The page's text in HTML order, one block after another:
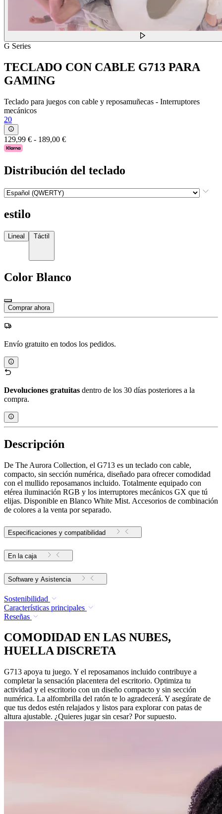
G Series
TECLADO CON CABLE G713 PARA
GAMING
Teclado para juegos con cable y reposamuñecas - Interruptores
mecánicos
20
129,99 € - 189,00 €
Distribución del teclado
estilo
Lineal Táctil
Color Blanco
Comprar ahora
Envío gratuito en todos los pedidos.
Devoluciones gratuitas dentro de los 30 días posteriores a la
compra.
Descripción
De The Aurora Collection, el G713 es un teclado con cable,
compacto, sin sección numérica, diseñado para ofrecer comodidad
con el mullido reposamanos incluido. Totalmente equipado con
etérea iluminación RGB y los interruptores mecánicos GX que tú
elijas. Disponible en Blanco White Mist. Accesorios de combinación
de colores a la venta por separado.
Especificaciones y compatibilidad
En la caja
Software y Asistencia
Sostenibilidad
Características principales
Reseñas
COMODIDAD EN LAS NUBES,
HUELLA DISCRETA
G713 apoya tu juego. Y el reposamanos incluido contribuye a
completar la sensación placentera del escritorio. Optimiza tu
actividad y el escritorio con un diseño compacto y sin sección
numérica. La alfombrilla del ratón te lo agradecerá. Y asegúrate de
que tus dedos estén relajados y listos para explorar con patas de
altura ajustable. ¿Quieres jugar sin cesar? Por supuesto.